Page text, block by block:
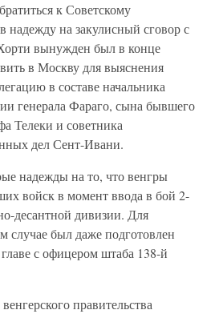
к Советскому
надежду на закулисный сговор с
вынужден был в конце
в Москву для выяснения
в составе начальника
генерала Фараго, сына бывшего
Телеки и советника
дел Сент-Ивани.
надежды на то, что венгры
войск в момент ввода в бой 2-
десантной дивизии. Для
случае был даже подготовлен
с офицером штаба 138-й
правительства